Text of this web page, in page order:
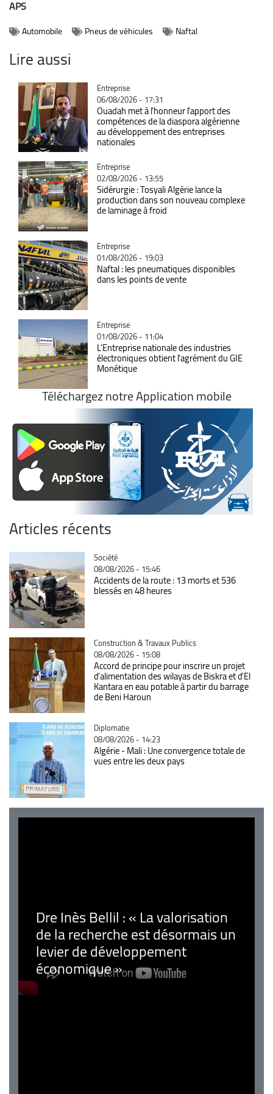
APS
Automobile Pneus de véhicules Naftal
Lire aussi
Catégorie
Entreprise
06/08/2026 - 17:31
Ouadah met à l’honneur l’apport des
compétences de la diaspora algérienne
au développement des entreprises
nationales
Catégorie
Entreprise
02/08/2026 - 13:55
Sidérurgie : Tosyali Algérie lance la
production dans son nouveau complexe
de laminage à froid
Catégorie
Entreprise
01/08/2026 - 19:03
Naftal : les pneumatiques disponibles
dans les points de vente
Catégorie
Entreprise
01/08/2026 - 11:04
L’Entreprise nationale des industries
électroniques obtient l’agrément du GIE
Monétique
Téléchargez notre Application mobile
Articles récents
Catégorie
Société
08/08/2026 - 15:46
Accidents de la route : 13 morts et 536
blessés en 48 heures
Catégorie
Construction & Travaux Publics
08/08/2026 - 15:08
Accord de principe pour inscrire un projet
d'alimentation des wilayas de Biskra et d'El
Kantara en eau potable à partir du barrage
de Beni Haroun
Catégorie
Diplomatie
08/08/2026 - 14:23
Algérie - Mali : Une convergence totale de
vues entre les deux pays
Dre Inès Bellil : « La valorisation
de la recherche est désormais un
levier de développement
économique »